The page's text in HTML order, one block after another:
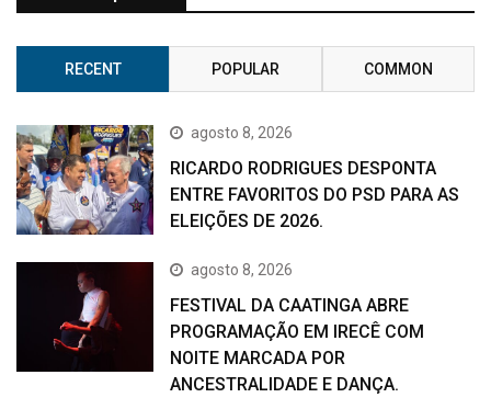
RECENT POPULAR COMMON
agosto 8, 2026
RICARDO RODRIGUES DESPONTA
ENTRE FAVORITOS DO PSD PARA AS
ELEIÇÕES DE 2026.
agosto 8, 2026
FESTIVAL DA CAATINGA ABRE
PROGRAMAÇÃO EM IRECÊ COM
NOITE MARCADA POR
ANCESTRALIDADE E DANÇA.